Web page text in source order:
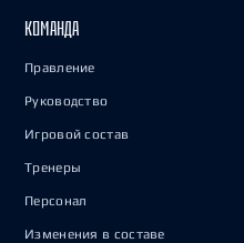
КОМАНДА
Правление
Руководство
Игровой состав
Тренеры
Персонал
Изменения в составе